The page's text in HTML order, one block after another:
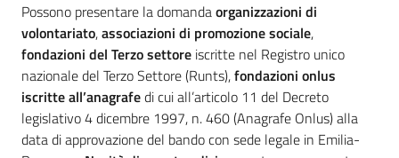
Possono presentare la domandaorganizzazioni di
volontariato,associazioni di promozione sociale,
fondazioni del Terzo settore iscritte nel Registro unico
nazionale del Terzo Settore (Runts),fondazioni onlus
iscritte all’anagrafedi cui all’articolo 11 del Decreto
legislativo 4 dicembre 1997, n. 460 (Anagrafe Onlus) alla
data di approvazione del bando con sede legale in Emilia-